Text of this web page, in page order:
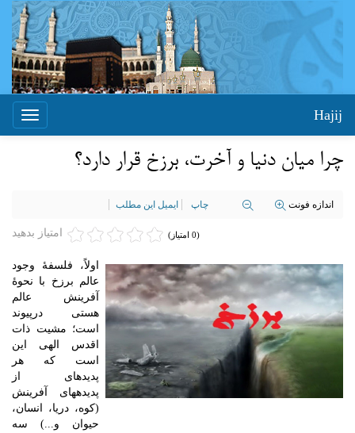
Toggle
Hajij
چرا میان دنیا و آخرت، برزخ قرار دارد؟
اندازه فونت چاپ ایمیل این مطلب
امتیاز بدهید (0 امتیاز)
اولاً، فلسفۀ وجود
عالم برزخ با نحوۀ
آفرینش عالم
هستی درپیوند
است؛ مشیت ذات
اقدس الهی این
است که هر
پدیده‏ای از
پدیده‏های آفرینش
(کوه، دریا، انسان،
حیوان و...) سه